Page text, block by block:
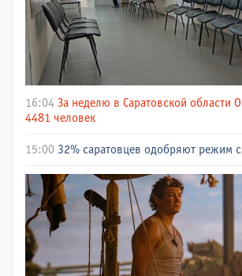
16:04 За неделю в Саратовской области
4481 человек
15:00 32% саратовцев одобряют режим